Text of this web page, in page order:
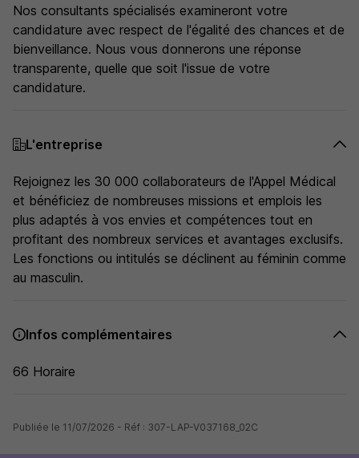
Nos consultants spécialisés examineront votre
candidature avec respect de l'égalité des chances et de
bienveillance. Nous vous donnerons une réponse
transparente, quelle que soit l'issue de votre
candidature.
L'entreprise
Rejoignez les 30 000 collaborateurs de l'Appel Médical
et bénéficiez de nombreuses missions et emplois les
plus adaptés à vos envies et compétences tout en
profitant des nombreux services et avantages exclusifs.
Les fonctions ou intitulés se déclinent au féminin comme
au masculin.
Infos complémentaires
66 Horaire
Publiée le 11/07/2026 - Réf : 307-LAP-V037168_02C